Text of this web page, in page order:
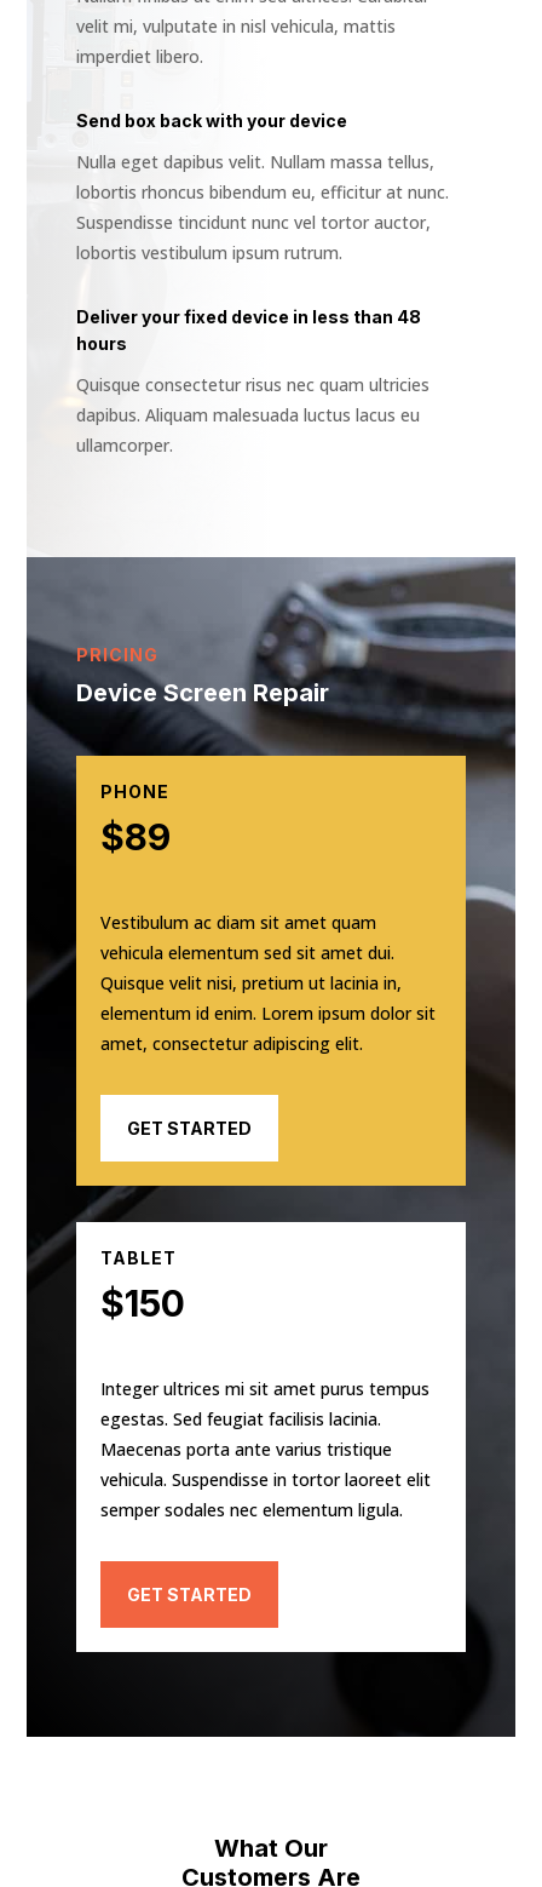
velit mi, vulputate in nisl vehicula, mattis
imperdiet libero.
Send box back with your device
Nulla eget dapibus velit. Nullam massa tellus,
lobortis rhoncus bibendum eu, efficitur at nunc.
Suspendisse tincidunt nunc vel tortor auctor,
lobortis vestibulum ipsum rutrum.
Deliver your fixed device in less than 48
hours
Quisque consectetur risus nec quam ultricies
dapibus. Aliquam malesuada luctus lacus eu
ullamcorper.
PRICING
Device Screen Repair
PHONE
$89
Vestibulum ac diam sit amet quam
vehicula elementum sed sit amet dui.
Quisque velit nisi, pretium ut lacinia in,
elementum id enim. Lorem ipsum dolor sit
amet, consectetur adipiscing elit.
GET STARTED
TABLET
$150
Integer ultrices mi sit amet purus tempus
egestas. Sed feugiat facilisis lacinia.
Maecenas porta ante varius tristique
vehicula. Suspendisse in tortor laoreet elit
semper sodales nec elementum ligula.
GET STARTED
What Our
Customers Are